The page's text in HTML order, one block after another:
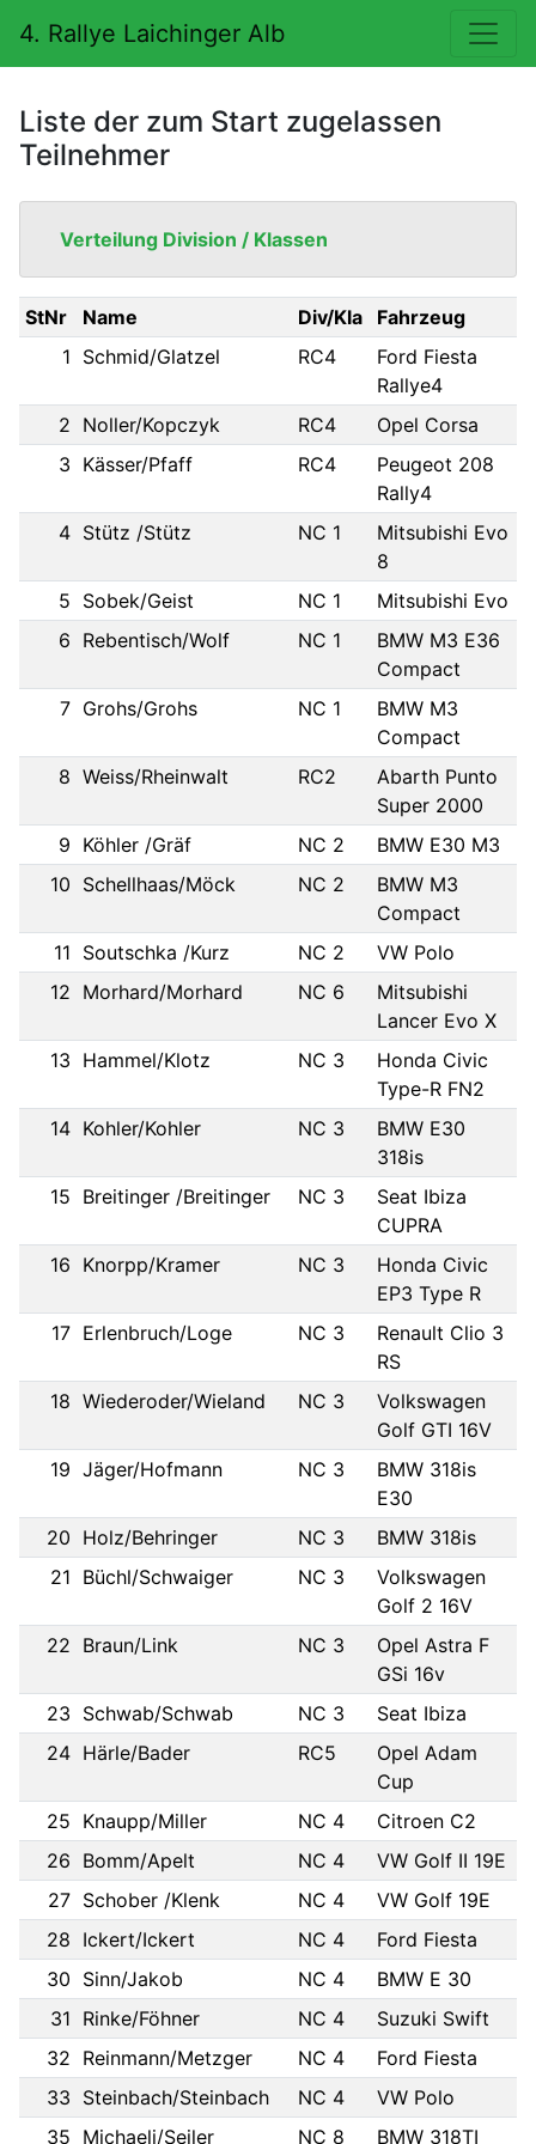
4. Rallye Laichinger Alb
Liste der zum Start zugelassen
Teilnehmer
Verteilung Division / Klassen
StNr Name Div/Kla
Fahrzeug
1 Schmid/Glatzel RC4
Ford Fiesta
Rallye4
2 Noller/Kopczyk RC4
Opel Corsa
3 Kässer/Pfaff RC4
Peugeot 208
Rally4
4 Stütz /Stütz NC 1
Mitsubishi Evo
8
5 Sobek/Geist NC 1
Mitsubishi Evo
6 Rebentisch/Wolf NC 1
BMW M3 E36
Compact
7 Grohs/Grohs NC 1
BMW M3
Compact
8 Weiss/Rheinwalt RC2
Abarth Punto
Super 2000
9 Köhler /Gräf NC 2
BMW E30 M3
10 Schellhaas/Möck NC 2
BMW M3
Compact
11 Soutschka /Kurz NC 2
VW Polo
12 Morhard/Morhard NC 6
Mitsubishi
Lancer Evo X
13 Hammel/Klotz NC 3
Honda Civic
Type-R FN2
14 Kohler/Kohler NC 3
BMW E30
318is
15 Breitinger /Breitinger NC 3
Seat Ibiza
CUPRA
16 Knorpp/Kramer NC 3
Honda Civic
EP3 Type R
17 Erlenbruch/Loge NC 3
Renault Clio 3
RS
18 Wiederoder/Wieland NC 3
Volkswagen
Golf GTI 16V
19 Jäger/Hofmann NC 3
BMW 318is
E30
20 Holz/Behringer NC 3
BMW 318is
21 Büchl/Schwaiger NC 3
Volkswagen
Golf 2 16V
22 Braun/Link NC 3
Opel Astra F
GSi 16v
23 Schwab/Schwab NC 3
Seat Ibiza
24 Härle/Bader RC5
Opel Adam
Cup
25 Knaupp/Miller NC 4
Citroen C2
26 Bomm/Apelt NC 4
VW Golf II 19E
27 Schober /Klenk NC 4
VW Golf 19E
28 Ickert/Ickert NC 4
Ford Fiesta
30 Sinn/Jakob NC 4
BMW E 30
31 Rinke/Föhner NC 4
Suzuki Swift
32 Reinmann/Metzger NC 4
Ford Fiesta
33 Steinbach/Steinbach NC 4
VW Polo
35 Michaeli/Seiler NC 8 BMW 318TI